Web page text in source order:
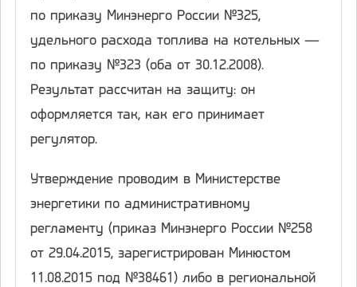
по приказу Минэнерго России №325,
удельного расхода топлива на котельных —
по приказу №323 (оба от 30.12.2008).
Результат рассчитан на защиту: он
оформляется так, как его принимает
регулятор.
Утверждение проводим в Министерстве
энергетики по административному
регламенту (приказ Минэнерго России №258
от 29.04.2015, зарегистрирован Минюстом
11.08.2015 под №38461) либо в региональной